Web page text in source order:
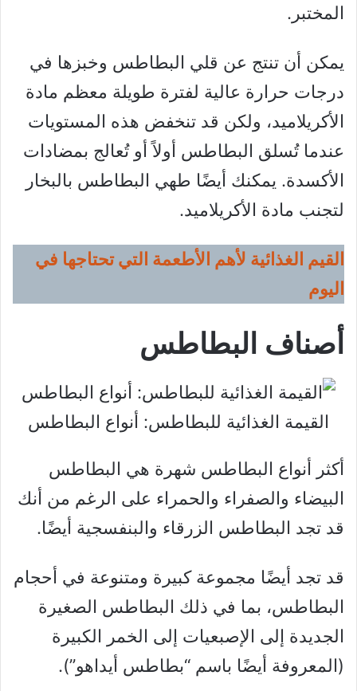
المختبر.
يمكن أن تنتج عن قلي البطاطس وخبزها في
درجات حرارة عالية لفترة طويلة معظم مادة
الأكريلاميد، ولكن قد تنخفض هذه المستويات
عندما تُسلق البطاطس أولاً أو تُعالج بمضادات
الأكسدة. يمكنك أيضًا طهي البطاطس بالبخار
لتجنب مادة الأكريلاميد.
القيم الغذائية لأهم الأطعمة التي تحتاجها في
اليوم
أصناف البطاطس
القيمة الغذائية للبطاطس: أنواع البطاطس
أكثر أنواع البطاطس شهرة هي البطاطس
البيضاء والصفراء والحمراء على الرغم من أنك
قد تجد البطاطس الزرقاء والبنفسجية أيضًا.
قد تجد أيضًا مجموعة كبيرة ومتنوعة في أحجام
البطاطس، بما في ذلك البطاطس الصغيرة
الجديدة إلى الإصبعيات إلى الخمر الكبيرة
(المعروفة أيضًا باسم “بطاطس أيداهو”).